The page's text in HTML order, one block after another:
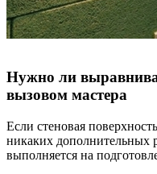
Нужно ли
вызовом мастера
Если стеновая
никаких дополнительных
выполняется на